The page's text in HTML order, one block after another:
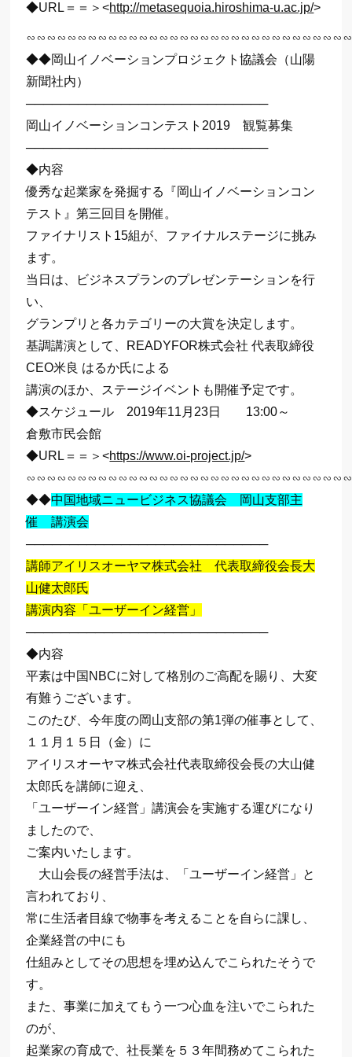
◆URL＝＝＞<http://metasequoia.hiroshima-u.ac.jp/>
◆◆岡山イノベーションプロジェクト協議会（山陽
新聞社内）
────────────────────────────
岡山イノベーションコンテスト2019 観覧募集
────────────────────────────
◆内容
優秀な起業家を発掘する『岡山イノベーションコン
テスト』第三回目を開催。
ファイナリスト15組が、ファイナルステージに挑み
ます。
当日は、ビジネスプランのプレゼンテーションを行
い、
グランプリと各カテゴリーの大賞を決定します。
基調講演として、READYFOR株式会社 代表取締役
CEO米良 はるか氏による
講演のほか、ステージイベントも開催予定です。
◆スケジュール 2019年11月23日 13:00～
倉敷市民会館
◆URL＝＝＞<https://www.oi-project.jp/>
◆◆中国地域ニュービジネス協議会 岡山支部主
催 講演会
────────────────────────────
講師アイリスオーヤマ株式会社 代表取締役会長大
山健太郎氏
講演内容「ユーザーイン経営」
────────────────────────────
◆内容
平素は中国NBCに対して格別のご高配を賜り、大変
有難うございます。
このたび、今年度の岡山支部の第1弾の催事として、
１１月１５日（金）に
アイリスオーヤマ株式会社代表取締役会長の大山健
太郎氏を講師に迎え、
「ユーザーイン経営」講演会を実施する運びになり
ましたので、
ご案内いたします。
大山会長の経営手法は、「ユーザーイン経営」と
言われており、
常に生活者目線で物事を考えることを自らに課し、
企業経営の中にも
仕組みとしてその思想を埋め込んでこられたそうで
す。
また、事業に加えてもう一つ心血を注いでこられた
のが、
起業家の育成で、社長業を５３年間務めてこられた